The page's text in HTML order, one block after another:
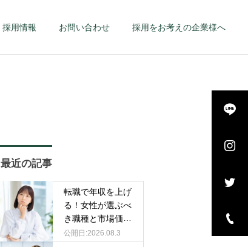
採用情報 お問い合わせ 採用をお考えの企業様へ
最近の記事
転職で年収を上げ
る！女性が選ぶべ
き職種と市場価値
を高める戦略
2026.08.3